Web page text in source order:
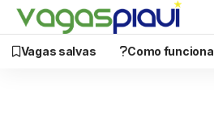
Vagas salvas Como funciona